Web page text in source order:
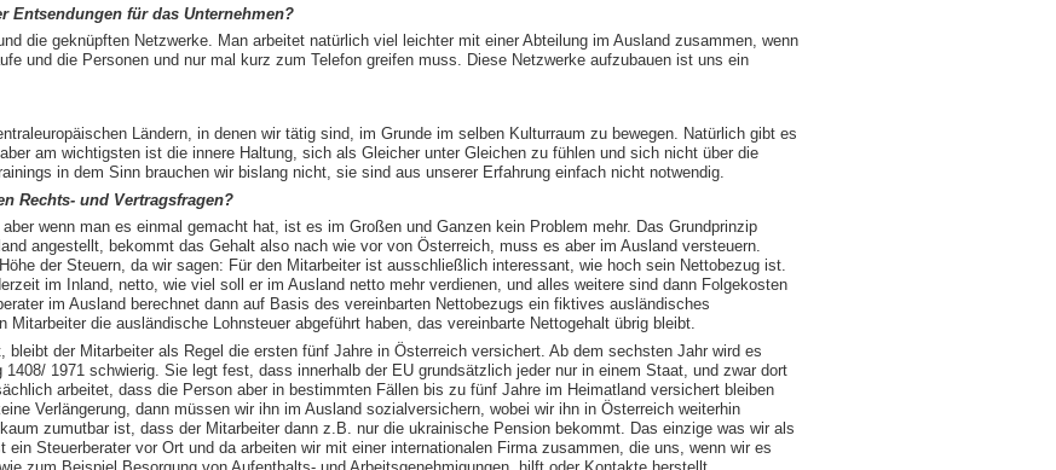
Entsendungen für das Unternehmen?
die geknüpften Netzwerke. Man arbeitet natürlich viel leichter mit einer Abteilung im Ausland zusammen, wenn
und die Personen und nur mal kurz zum Telefon greifen muss. Diese Netzwerke aufzubauen ist uns ein
Ländern, in denen wir tätig sind, im Grunde im selben Kulturraum zu bewegen. Natürlich gibt es
am wichtigsten ist die innere Haltung, sich als Gleicher unter Gleichen zu fühlen und sich nicht über die
in dem Sinn brauchen wir bislang nicht, sie sind aus unserer Erfahrung einfach nicht notwendig.
Rechts- und Vertragsfragen?
wenn man es einmal gemacht hat, ist es im Großen und Ganzen kein Problem mehr. Das Grundprinzip
angestellt, bekommt das Gehalt also nach wie vor von Österreich, muss es aber im Ausland versteuern.
der Steuern, da wir sagen: Für den Mitarbeiter ist ausschließlich interessant, wie hoch sein Nettobezug ist.
im Inland, netto, wie viel soll er im Ausland netto mehr verdienen, und alles weitere sind dann Folgekosten
im Ausland berechnet dann auf Basis des vereinbarten Nettobezugs ein fiktives ausländisches
Mitarbeiter die ausländische Lohnsteuer abgeführt haben, das vereinbarte Nettogehalt übrig bleibt.
bleibt der Mitarbeiter als Regel die ersten fünf Jahre in Österreich versichert. Ab dem sechsten Jahr wird es
1408/ 1971 schwierig. Sie legt fest, dass innerhalb der EU grundsätzlich jeder nur in einem Staat, und zwar dort
arbeitet, dass die Person aber in bestimmten Fällen bis zu fünf Jahre im Heimatland versichert bleiben
Verlängerung, dann müssen wir ihn im Ausland sozialversichern, wobei wir ihn in Österreich weiterhin
zumutbar ist, dass der Mitarbeiter dann z.B. nur die ukrainische Pension bekommt. Das einzige was wir als
Steuerberater vor Ort und da arbeiten wir mit einer internationalen Firma zusammen, die uns, wenn wir es